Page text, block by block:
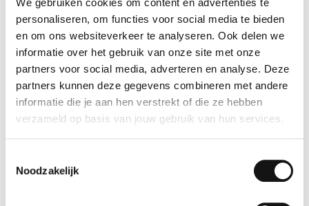
We gebruiken cookies om content en advertenties te
personaliseren, om functies voor social media te bieden
en om ons websiteverkeer te analyseren. Ook delen we
informatie over het gebruik van onze site met onze
partners voor social media, adverteren en analyse. Deze
partners kunnen deze gegevens combineren met andere
informatie die je aan hen verstrekt of die ze hebben
verzameld op basis van jouw gebruik van hun services.
Noodzakelijk
Bij ons in huys vind je heerlijk ontbijt, lunch en lekkers. Kom je
binnenkort genieten?
Het Broodhuys
Prins Willem Alexander Promenade 41
2284 DM Rijswijk
T: 0703968098
Openingstijden